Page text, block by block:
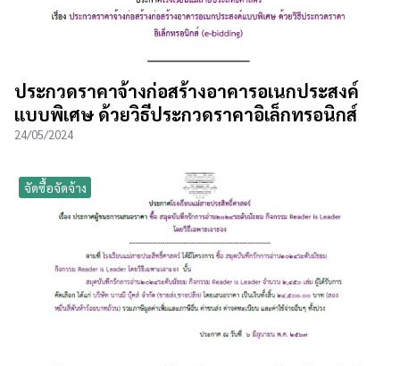
ประกวดราคาจ้างก่อสร้างอาคารอเนกประสงค์
แบบพิเศษ ด้วยวิธีประกวดราคาอิเล็กทรอนิกส์
24/05/2024
จัดซื้อจัดจ้าง